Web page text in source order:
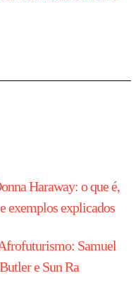
Haraway: o que é,
exemplos explicados
Samuel
e Sun Ra